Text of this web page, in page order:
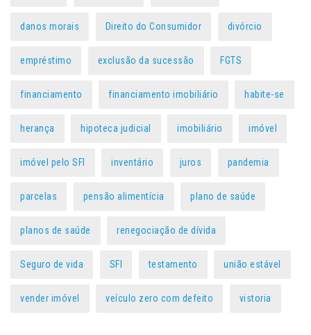
danos morais Direito do Consumidor divórcio
empréstimo exclusão da sucessão FGTS
financiamento financiamento imobiliário habite-se
herança hipoteca judicial imobiliário imóvel
imóvel pelo SFI inventário juros pandemia
parcelas pensão alimentícia plano de saúde
planos de saúde renegociação de dívida
Seguro de vida SFI testamento união estável
vender imóvel veículo zero com defeito vistoria